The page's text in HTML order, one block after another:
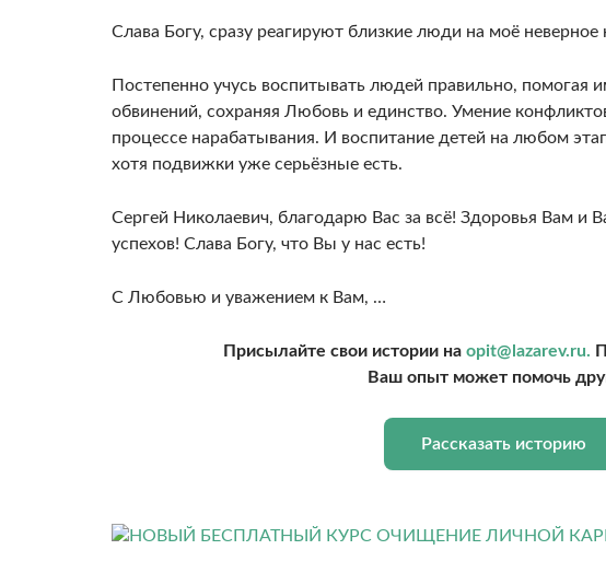
Слава Богу, сразу реагируют близкие люди на моё неверное
Постепенно учусь воспитывать людей правильно, помогая
обвинений, сохраняя Любовь и единство. Умение
процессе нарабатывания. И воспитание детей на любом
хотя подвижки уже серьёзные есть.
Сергей Николаевич, благодарю Вас за всё! Здоровья Вам и
успехов! Слава Богу, что Вы у нас есть!
С Любовью и уважением к Вам, …
Присылайте свои истории на opit@lazarev.ru.
Ваш опыт может помочь
Рассказать историю